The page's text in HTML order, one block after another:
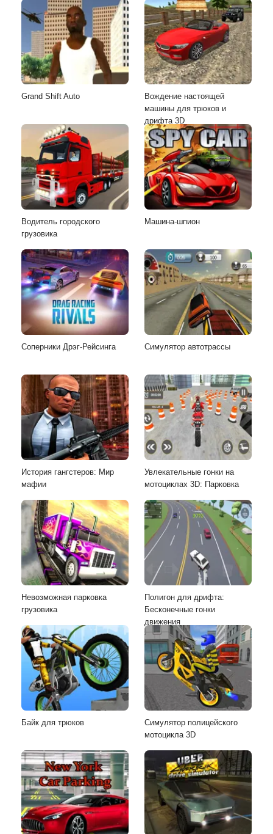
Grand Shift Auto
Вождение настоящей
машины для трюков и
дрифта 3D
Водитель городского
грузовика
Машина-шпион
Соперники Дрэг-Рейсинга Симулятор автотрассы
История гангстеров: Мир
мафии
Увлекательные гонки на
мотоциклах 3D: Парковка
Невозможная парковка
грузовика
Полигон для дрифта:
Бесконечные гонки
движения
Байк для трюков
Симулятор полицейского
мотоцикла 3D